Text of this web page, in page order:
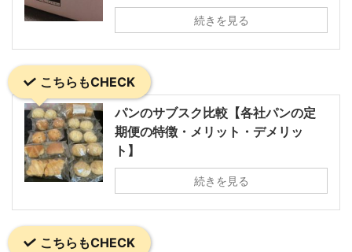
続きを見る
こちらもCHECK
パンのサブスク比較【各社パンの定
期便の特徴・メリット・デメリッ
ト】
続きを見る
こちらもCHECK